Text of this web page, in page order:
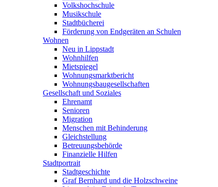
Volkshochschule
Musikschule
Stadtbücherei
Förderung von Endgeräten an Schulen
Wohnen
Neu in Lippstadt
Wohnhilfen
Mietspiegel
Wohnungsmarktbericht
Wohnungsbaugesellschaften
Gesellschaft und Soziales
Ehrenamt
Senioren
Migration
Menschen mit Behinderung
Gleichstellung
Betreuungsbehörde
Finanzielle Hilfen
Stadtportrait
Stadtgeschichte
Graf Bernhard und die Holzschweine